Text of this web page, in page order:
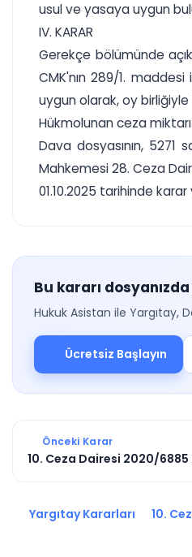
usul ve yasaya uygun
IV. KARAR
Gerekçe bölümünde
CMK'nın 289/1.
uygun olarak, oy birliğiyle
Hükmolunan ceza miktarı
Dava dosyasının, 5271
Mahkemesi 28. Ceza
01.10.2025 tarihinde karar
Bu kararı
Hukuk Asistan ile Yargıtay,
Ücretsiz Başlayın
Önceki Karar
10. Ceza Dairesi 2020/6885
Yargıtay Kararları 10.